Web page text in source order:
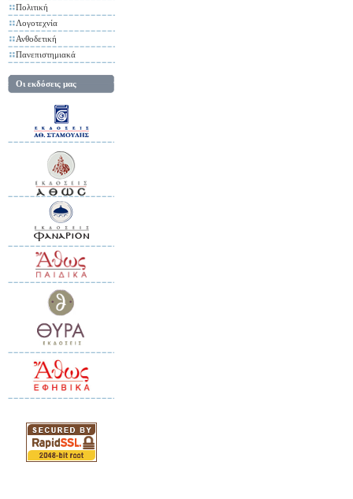
Πολιτική
Λογοτεχνία
Ανθοδετική
Πανεπιστημιακά
Οι εκδόσεις μας